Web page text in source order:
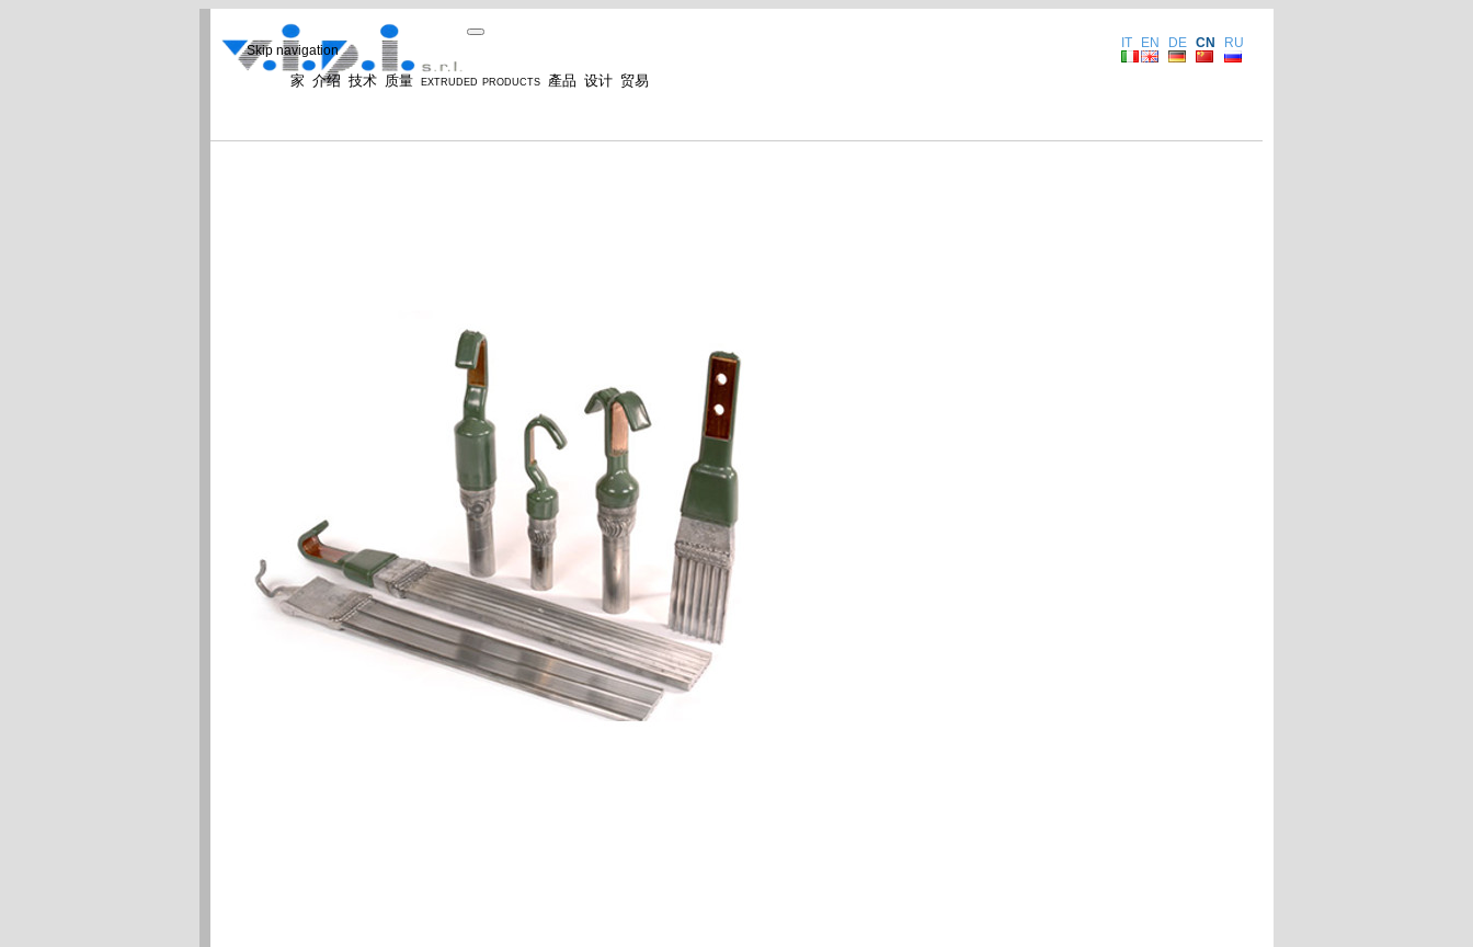
IT EN DE CN RU
Skip navigation
家 介绍 技术 质量 extruded products 產品 设计 贸易